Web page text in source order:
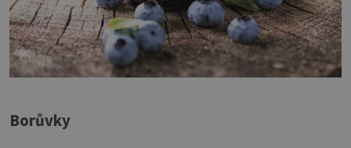
Borůvky